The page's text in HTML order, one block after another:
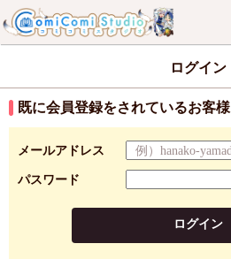
ログイン
既に会員登録をされているお客様
メールアドレス
パスワード
ログイン